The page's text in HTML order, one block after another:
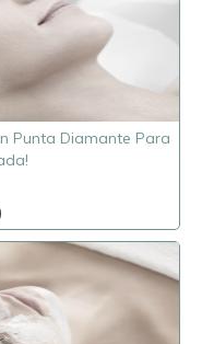
Punta Diamante Para